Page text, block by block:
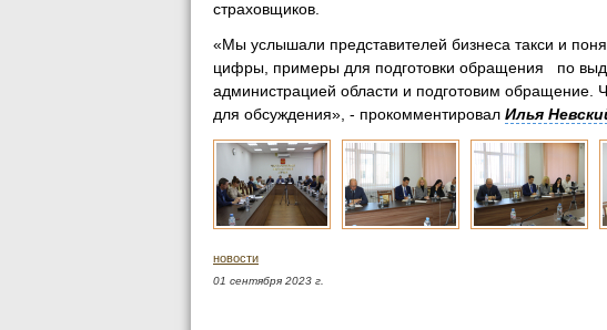
страховщиков.
«Мы услышали представителей бизнеса такси и
цифры, примеры для подготовки обращения по
администрацией области и подготовим обращение.
для обсуждения», - прокомментировал Илья
новости
01 сентября 2023 г.